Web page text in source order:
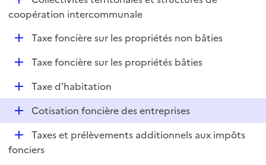
l
i
e
r
é
coopération intercommunale
D
r
Taxe foncière sur les propriétés non bâties
D
r
Taxe foncière sur les propriétés bâties
D
é
e
Taxe d'habitation
D
é
l
Cotisation foncière des entreprises
D
é
Taxes et prélèvements additionnels aux impôts
fonciers